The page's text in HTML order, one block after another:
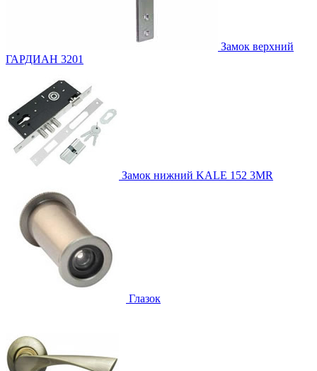
Замок верхний
ГАРДИАН 3201
Замок нижний KALE 152 3MR
Глазок